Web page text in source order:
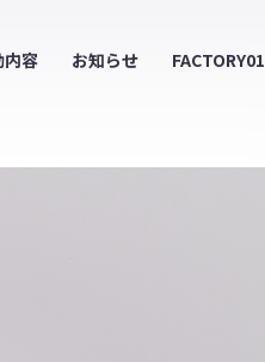
内容 お知らせ FACTORY01